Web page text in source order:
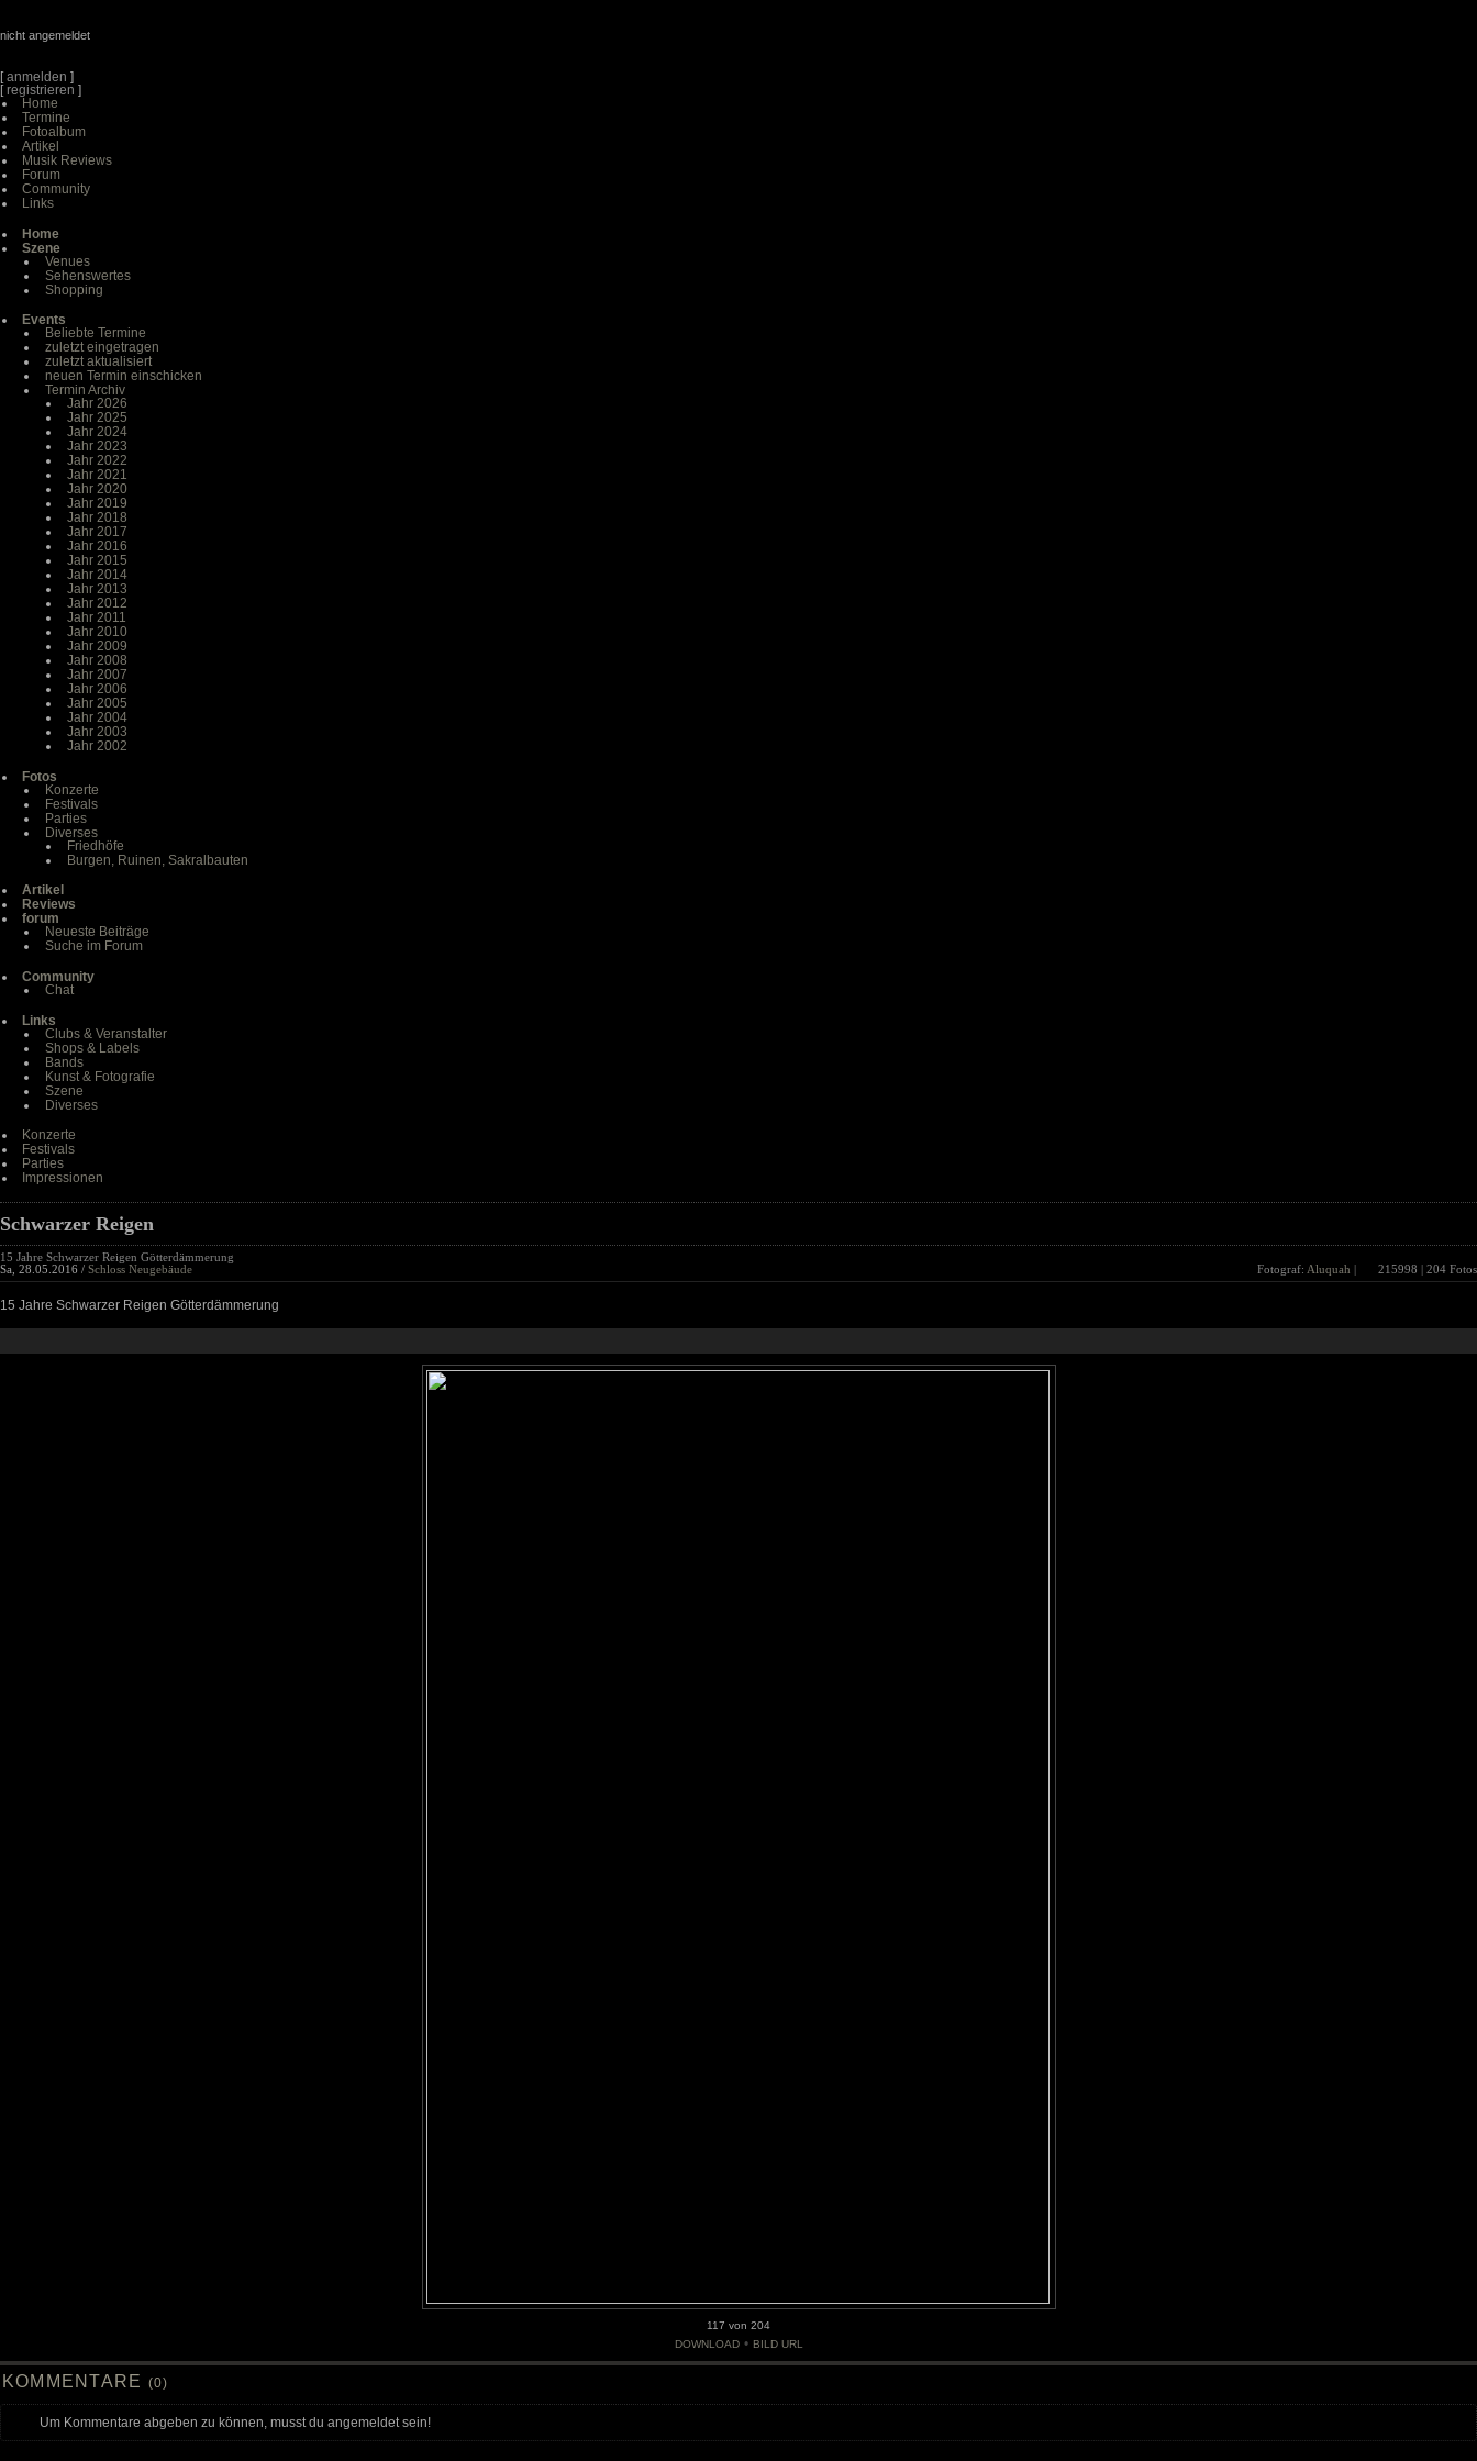
nicht angemeldet
[anmelden ]
[registrieren ]
Home
Termine
Fotoalbum
Artikel
Musik Reviews
Forum
Community
Links
Home
Szene
Venues
Sehenswertes
Shopping
Events
Beliebte Termine
zuletzt eingetragen
zuletzt aktualisiert
neuen Termin einschicken
Termin Archiv
Jahr 2026
Jahr 2025
Jahr 2024
Jahr 2023
Jahr 2022
Jahr 2021
Jahr 2020
Jahr 2019
Jahr 2018
Jahr 2017
Jahr 2016
Jahr 2015
Jahr 2014
Jahr 2013
Jahr 2012
Jahr 2011
Jahr 2010
Jahr 2009
Jahr 2008
Jahr 2007
Jahr 2006
Jahr 2005
Jahr 2004
Jahr 2003
Jahr 2002
Fotos
Konzerte
Festivals
Parties
Diverses
Friedhöfe
Burgen, Ruinen, Sakralbauten
Artikel
Reviews
forum
Neueste Beiträge
Suche im Forum
Community
Chat
Links
Clubs & Veranstalter
Shops & Labels
Bands
Kunst & Fotografie
Szene
Diverses
Konzerte
Festivals
Parties
Impressionen
Schwarzer Reigen
15 Jahre Schwarzer Reigen Götterdämmerung
Sa, 28.05.2016 / Schloss Neugebäude Fotograf: Aluquah | 215998 | 204 Fotos
15 Jahre Schwarzer Reigen Götterdämmerung
117 von 204
DOWNLOAD • BILD URL
KOMMENTARE (0)
Um Kommentare abgeben zu können, musst du angemeldet sein!